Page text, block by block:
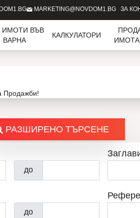
MARKETING@NOVDOM1.BG ЗА
ИМОТИ ВЪВ
ВАРНА
КАЛКУЛАТОРИ
Продажби!
РАЗШИРЕНО ТЪРСЕНЕ
до
до